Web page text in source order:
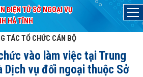
ĐIỆN TỬ SỞ NGOẠI VỤ
HÀ TĨNH
TÁC TỔ CHỨC CÁN BỘ
vào làm việc tại Trung
Dịch vụ đối ngoại thuộc Sở